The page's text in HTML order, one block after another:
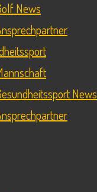
News
News